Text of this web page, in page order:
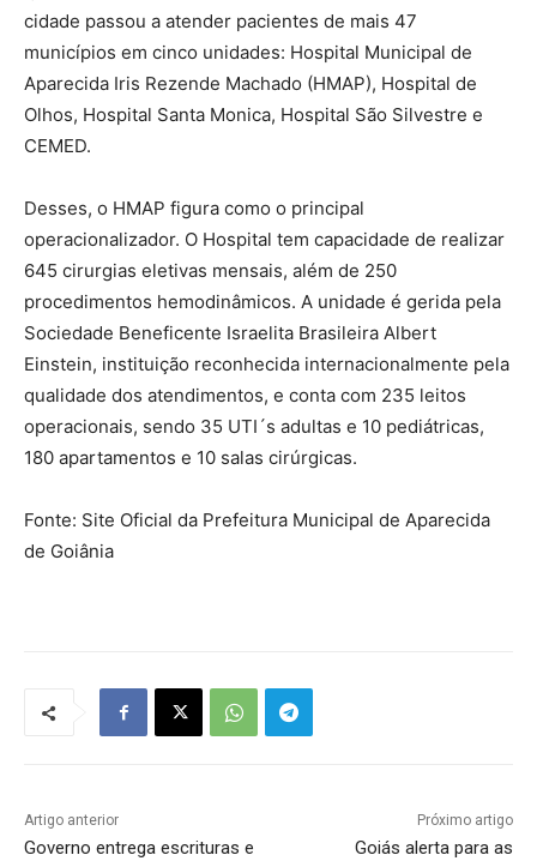
cidade passou a atender pacientes de mais 47
municípios em cinco unidades: Hospital Municipal de
Aparecida Iris Rezende Machado (HMAP), Hospital de
Olhos, Hospital Santa Monica, Hospital São Silvestre e
CEMED.
Desses, o HMAP figura como o principal
operacionalizador. O Hospital tem capacidade de realizar
645 cirurgias eletivas mensais, além de 250
procedimentos hemodinâmicos. A unidade é gerida pela
Sociedade Beneficente Israelita Brasileira Albert
Einstein, instituição reconhecida internacionalmente pela
qualidade dos atendimentos, e conta com 235 leitos
operacionais, sendo 35 UTI´s adultas e 10 pediátricas,
180 apartamentos e 10 salas cirúrgicas.
Fonte: Site Oficial da Prefeitura Municipal de Aparecida
de Goiânia
Artigo anterior
Governo entrega escrituras e
Próximo artigo
Goiás alerta para as